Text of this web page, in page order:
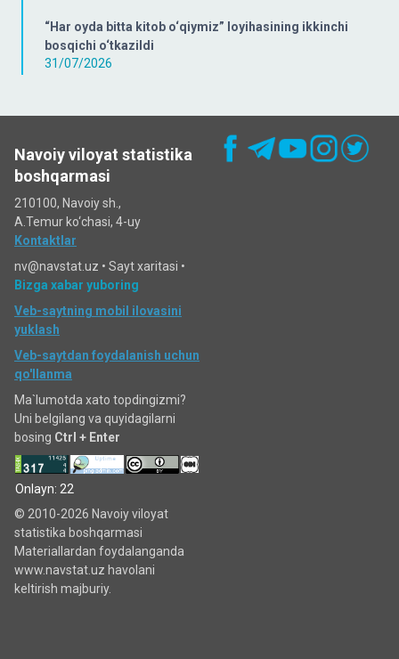
“Har oyda bitta kitob o‘qiymiz” loyihasining ikkinchi
bosqichi o‘tkazildi
31/07/2026
Navoiy viloyat statistika
boshqarmasi
210100, Navoiy sh.,
A.Temur ko‘chаsi, 4-uy
Kontaktlar
nv@navstat.uz • Sayt xaritasi •
Bizga xabar yuboring
Veb-saytning mobil ilovasini
yuklash
Veb-saytdan foydalanish uchun
qo'llanma
Ma`lumotda xato topdingizmi?
Uni belgilang va quyidagilarni
bosing Ctrl + Enter
Onlayn: 22
© 2010-2026 Navoiy viloyat
statistika boshqarmasi
Materiallardan foydalanganda
www.navstat.uz havolani
keltirish majburiy.